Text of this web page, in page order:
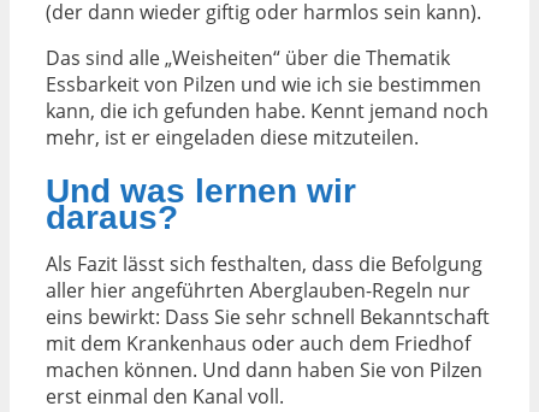
(der dann wieder giftig oder harmlos sein kann).
Das sind alle „Weisheiten“ über die Thematik
Essbarkeit von Pilzen und wie ich sie bestimmen
kann, die ich gefunden habe. Kennt jemand noch
mehr, ist er eingeladen diese mitzuteilen.
Und was lernen wir
daraus?
Als Fazit lässt sich festhalten, dass die Befolgung
aller hier angeführten Aberglauben-Regeln nur
eins bewirkt: Dass Sie sehr schnell Bekanntschaft
mit dem Krankenhaus oder auch dem Friedhof
machen können. Und dann haben Sie von Pilzen
erst einmal den Kanal voll.